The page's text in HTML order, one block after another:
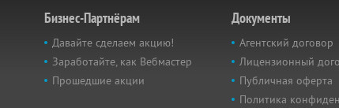
Бизнес-Партнёрам
Давайте сделаем акцию!
Заработайте, как Вебмастер
Прошедшие акции
Документы
Агентский договор
Лицензионный
Публичная оферта
Политика